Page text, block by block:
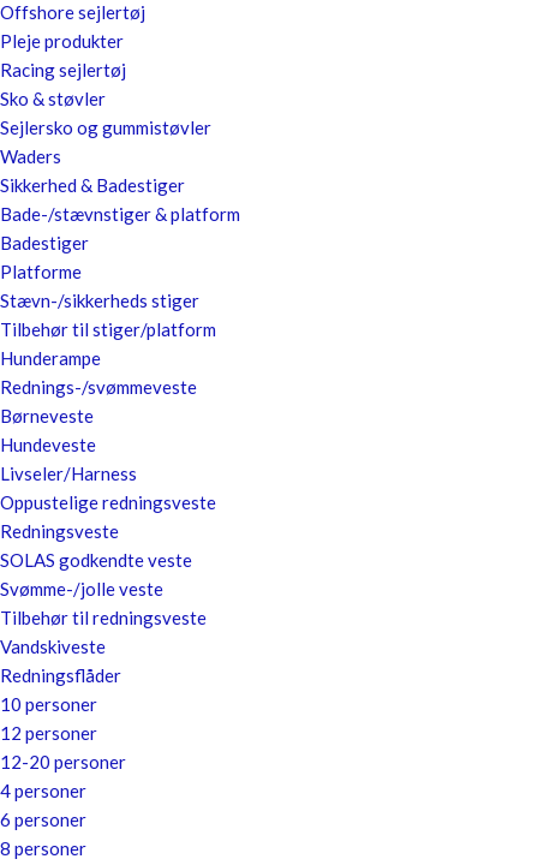
Offshore sejlertøj
Pleje produkter
Racing sejlertøj
Sko & støvler
Sejlersko og gummistøvler
Waders
Sikkerhed & Badestiger
Bade-/stævnstiger & platform
Badestiger
Platforme
Stævn-/sikkerheds stiger
Tilbehør til stiger/platform
Hunderampe
Rednings-/svømmeveste
Børneveste
Hundeveste
Livseler/Harness
Oppustelige redningsveste
Redningsveste
SOLAS godkendte veste
Svømme-/jolle veste
Tilbehør til redningsveste
Vandskiveste
Redningsflåder
10 personer
12 personer
12-20 personer
4 personer
6 personer
8 personer